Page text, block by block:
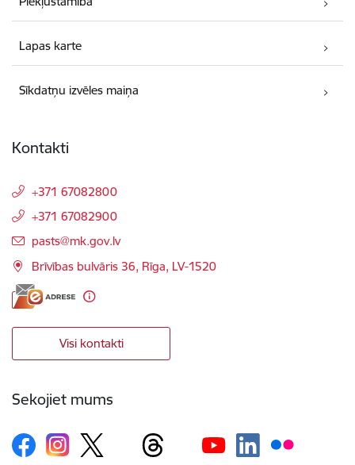
Lapas karte
Sīkdatņu izvēles maiņa
Kontakti
+371 67082800
+371 67082900
E-pasts:
pasts@mk.gov.lv
Brīvības bulvāris 36, Rīga, LV-1520
Visi kontakti
Sekojiet mums